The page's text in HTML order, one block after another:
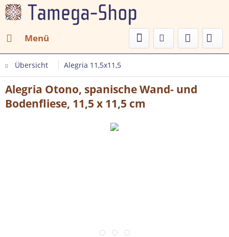
Menü
Übersicht Alegria 11,5x11,5
Alegria Otono, spanische Wand- und
Bodenfliese, 11,5 x 11,5 cm